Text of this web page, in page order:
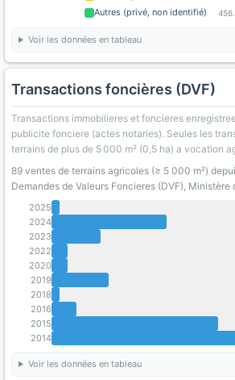
Autres (privé, non identifié)
Voir les données en tableau
Transactions foncières (DVF)
Transactions immobilieres et foncieres
publicite fonciere (actes notaries). Seules les
terrains de plus de 5 000 m² (0,5 ha) a vocation
89 ventes de terrains agricoles (≥ 5 000 m²)
Demandes de Valeurs Foncieres (DVF), Ministère
2025
2024
2023
2022
2020
2019
2018
2016
2015
2014
Voir les données en tableau